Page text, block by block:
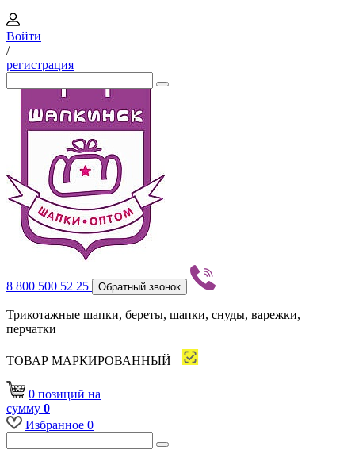
Войти
/
регистрация
8 800 500 52 25 Обратный звонок
Трикотажные шапки, береты, шапки, снуды, варежки,
перчатки
ТОВАР МАРКИРОВАННЫЙ
0 позиций на
сумму 0
Избранное 0